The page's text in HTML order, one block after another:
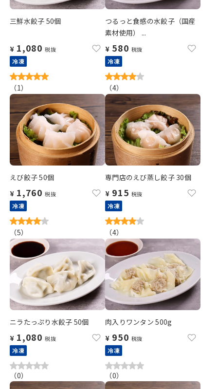
三鮮水餃子 50個
¥ 1,080 税抜
冷凍
（1）
つるっと食感の水餃子（国産
素材使用） ...
¥ 580 税抜
冷凍
（4）
えび餃子 50個
¥ 1,760 税抜
冷凍
（5）
専門店のえび蒸し餃子 30個
¥ 915 税抜
冷凍
（4）
ニラたっぷり水餃子 50個
¥ 1,080 税抜
冷凍
（0）
肉入りワンタン 500g
¥ 950 税抜
冷凍
（0）